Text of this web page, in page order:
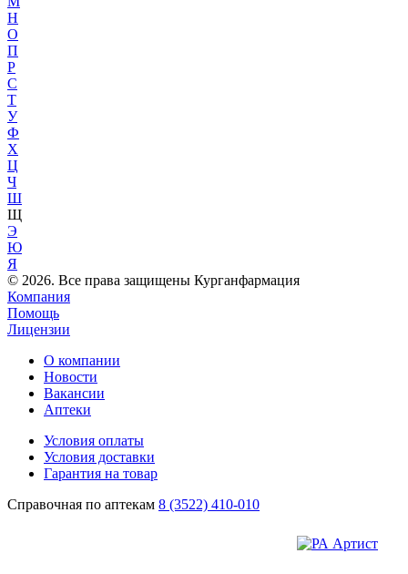
Н
О
П
Р
С
Т
У
Ф
Х
Ц
Ч
Ш
Щ
Э
Ю
Я
© 2026. Все права защищены Курганфармация
Компания
Помощь
Лицензии
О компании
Новости
Вакансии
Аптеки
Условия оплаты
Условия доставки
Гарантия на товар
Справочная по аптекам 8 (3522) 410-010